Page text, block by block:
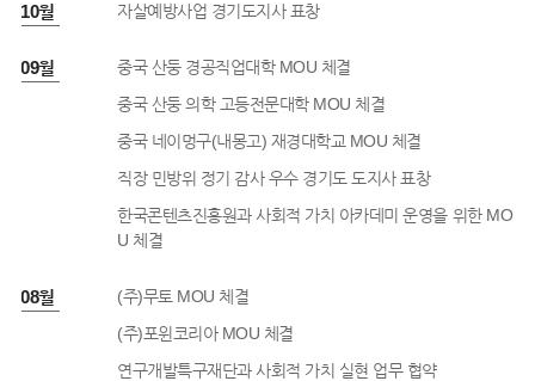
10월 자살예방사업 경기도지사 표창
09월
중국 산둥 경공직업대학 MOU 체결
중국 산둥 의학 고등전문대학 MOU 체결
중국 네이멍구(내몽고) 재경대학교 MOU 체결
직장 민방위 정기 감사 우수 경기도 도지사 표창
한국콘텐츠진흥원과 사회적 가치 아카데미 운영을 위한 MO
U 체결
08월
(주)무토 MOU 체결
(주)포윈코리아 MOU 체결
연구개발특구재단과 사회적 가치 실현 업무 협약